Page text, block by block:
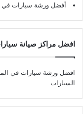
أفضل ورشة سيارات في
افضل مراكز صيانة
افضل ورشة سيارات في
السيارات